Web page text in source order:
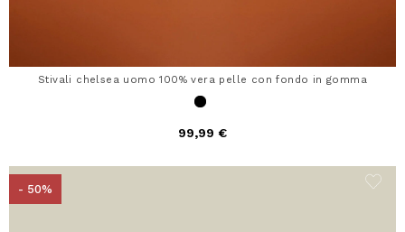
Stivali chelsea uomo 100% vera pelle con fondo in gomma
99,99 €
- 50%